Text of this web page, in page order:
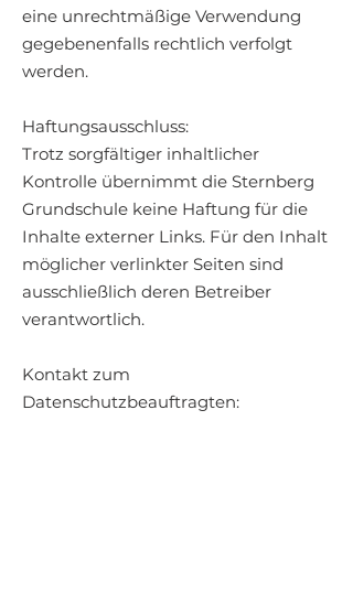
eine unrechtmäßige Verwendung
gegebenenfalls rechtlich verfolgt
werden.
Haftungsausschluss:
Trotz sorgfältiger inhaltlicher
Kontrolle übernimmt die Sternberg
Grundschule keine Haftung für die
Inhalte externer Links. Für den Inhalt
möglicher verlinkter Seiten sind
ausschließlich deren Betreiber
verantwortlich.
Kontakt zum
Datenschutzbeauftragten: